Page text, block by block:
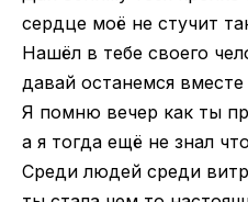
сердце моё не стучит
Нашёл в тебе своего
давай останемся вместе
Я помню вечер как ты
а я тогда ещё не знал
Среди людей среди